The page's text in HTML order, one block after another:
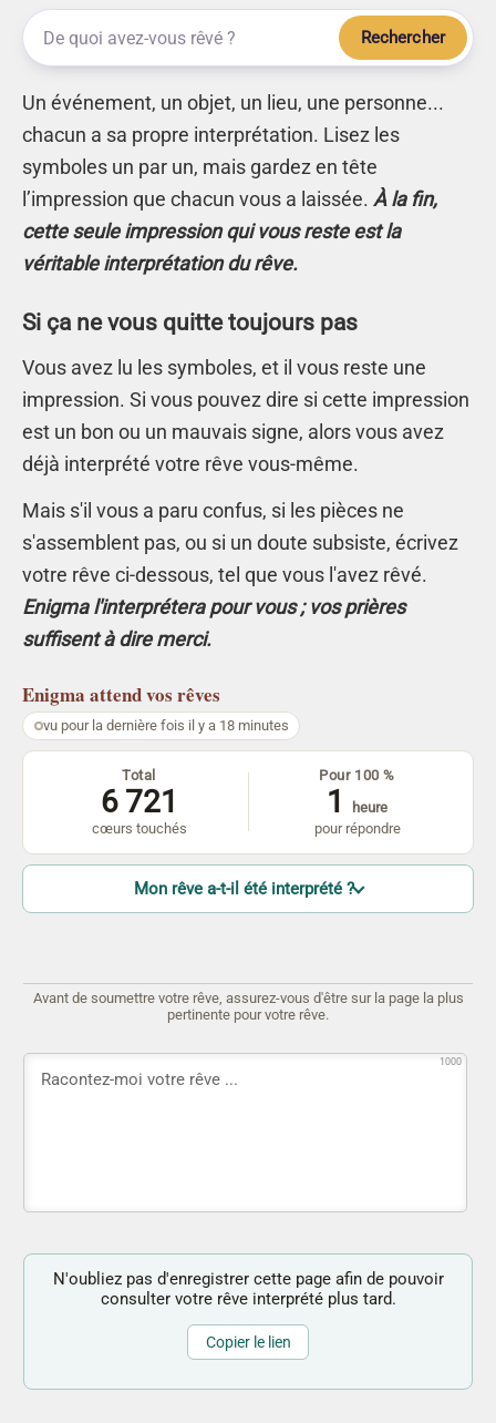
Rechercher
Un événement, un objet, un lieu, une personne...
chacun a sa propre interprétation. Lisez les
symboles un par un, mais gardez en tête
l’impression que chacun vous a laissée. À la fin,
cette seule impression qui vous reste est la
véritable interprétation du rêve.
Si ça ne vous quitte toujours pas
Vous avez lu les symboles, et il vous reste une
impression. Si vous pouvez dire si cette impression
est un bon ou un mauvais signe, alors vous avez
déjà interprété votre rêve vous-même.
Mais s'il vous a paru confus, si les pièces ne
s'assemblent pas, ou si un doute subsiste, écrivez
votre rêve ci-dessous, tel que vous l'avez rêvé.
Enigma l'interprétera pour vous ; vos prières
suffisent à dire merci.
Enigma attend vos rêves
vu pour la dernière fois il y a 18 minutes
Total
6 721
cœurs touchés
Pour 100 %
1
heure
pour répondre
Mon rêve a-t-il été interprété ?
Avant de soumettre votre rêve, assurez-vous d'être sur la page la plus
pertinente pour votre rêve.
1000
N'oubliez pas d'enregistrer cette page afin de pouvoir
consulter votre rêve interprété plus tard.
Copier le lien